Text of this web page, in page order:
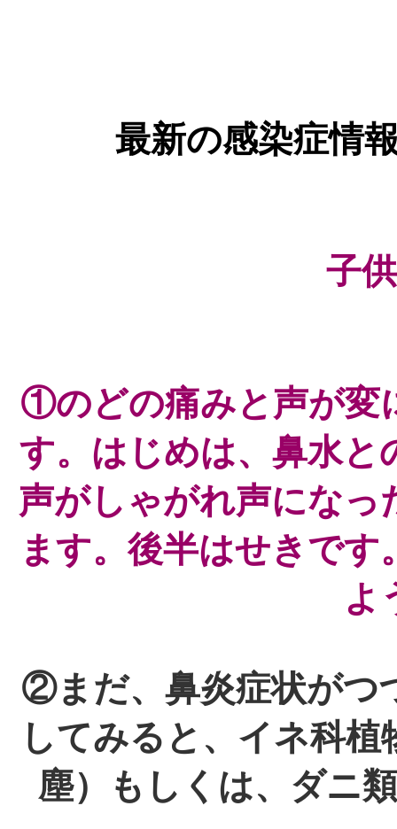
最新の感染症情
子
①のどの痛みと声が変
す。はじめは、鼻水と
声がしゃがれ声になっ
ます。後半はせきで
よ
②まだ、鼻炎症状がつ
してみると、イネ科
塵）もしくは、ダニ